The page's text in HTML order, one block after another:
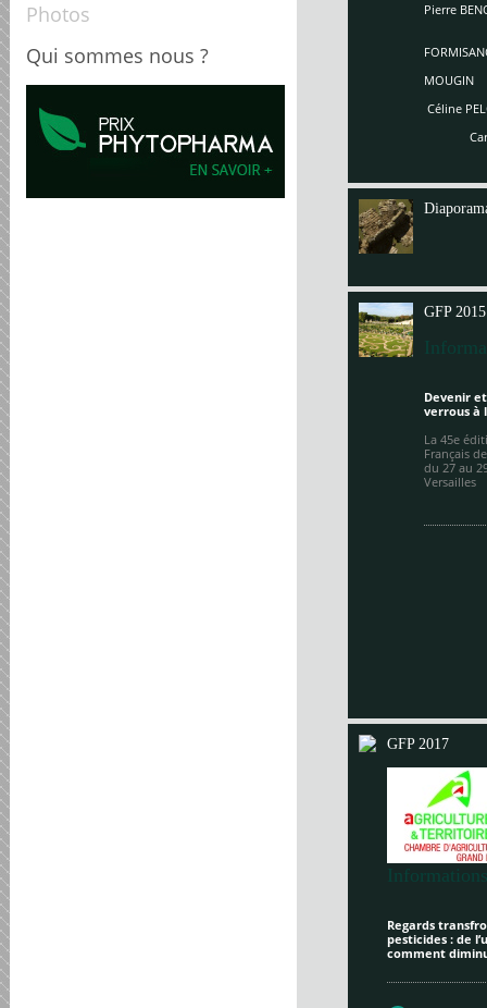
Photos
Qui sommes nous ?
Pierre
MOUGIN
Céline
Carole
GFP 2015
Devenir
verrous à
La 45e
Français
du 27 au
Versailles
GFP 2017
Regards
pesticides : de
comment